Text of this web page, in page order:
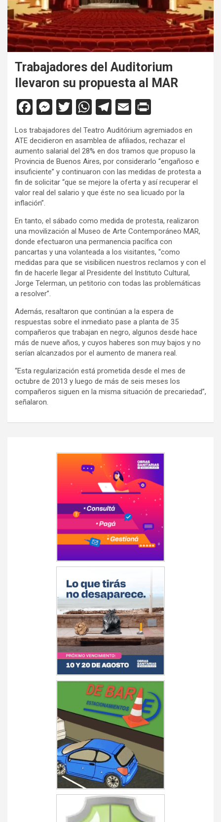
Trabajadores del Auditorium
llevaron su propuesta al MAR
F
a
ce
b
o
o
k
M
es
se
n
g
er
T
wi
tt
er
W
h
at
s
A
p
T
el
e
gr
a
m
E
ail tF
ri
e
n
y
Los trabajadores del Teatro Auditórium agremiados en
ATE decidieron en asamblea de afiliados, rechazar el
aumento salarial del 28% en dos tramos que propuso la
Provincia de Buenos Aires, por considerarlo “engañoso e
insuficiente” y continuaron con las medidas de protesta a
fin de solicitar “que se mejore la oferta y así recuperar el
valor real del salario y que éste no sea licuado por la
inflación”.
En tanto, el sábado como medida de protesta, realizaron
una movilización al Museo de Arte Contemporáneo MAR,
donde efectuaron una permanencia pacífica con
pancartas y una volanteada a los visitantes, “como
medidas para que se visibilicen nuestros reclamos y con el
fin de hacerle llegar al Presidente del Instituto Cultural,
Jorge Telerman, un petitorio con todas las problemáticas
a resolver”.
Además, resaltaron que continúan a la espera de
respuestas sobre el inmediato pase a planta de 35
compañeros que trabajan en negro, algunos desde hace
más de nueve años, y cuyos haberes son muy bajos y no
serían alcanzados por el aumento de manera real.
“Esta regularización está prometida desde el mes de
octubre de 2013 y luego de más de seis meses los
compañeros siguen en la misma situación de precariedad”,
señalaron.